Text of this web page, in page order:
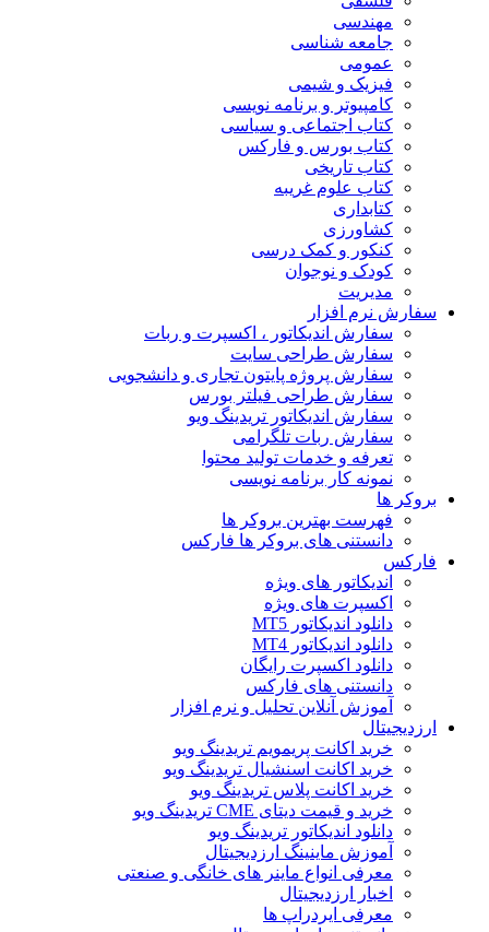
مهندسی
جامعه شناسی
عمومی
فیزیک و شیمی
کامپیوتر و برنامه نویسی
کتاب اجتماعی و سیاسی
کتاب بورس و فارکس
کتاب تاریخی
کتاب علوم غریبه
کتابداری
کشاورزی
کنکور و کمک‌ درسی
کودک و نوجوان
مدیریت
سفارش نرم افزار
سفارش اندیکاتور ، اکسپرت و ربات
سفارش طراحی سایت
سفارش پروژه پایتون تجاری و دانشجویی
سفارش طراحی فیلتر بورس
سفارش اندیکاتور تریدینگ ویو
سفارش ربات تلگرامی
تعرفه و خدمات تولید محتوا
نمونه کار برنامه نویسی
بروکر ها
فهرست بهترین بروکر ها
دانستنی های بروکر ها فارکس
فارکس
اندیکاتور های ویژه
اکسپرت های ویژه
دانلود اندیکاتور MT5
دانلود اندیکاتور MT4
دانلود اکسپرت رایگان
دانستنی های فارکس
آموزش آنلاین تحلیل و نرم افزار
ارزدیجیتال
خرید اکانت پریمویم تریدینگ ویو
خرید اکانت اسنشیال تریدینگ ویو
خرید اکانت پلاس تریدینگ ویو
خرید و قیمت دیتای CME تریدینگ ویو
دانلود اندیکاتور تریدینگ ویو
آموزش ماینینگ ارزدیجیتال
معرفی انواع ماینر های خانگی و صنعتی
اخبار ارزدیجیتال
معرفی ایردراپ ها